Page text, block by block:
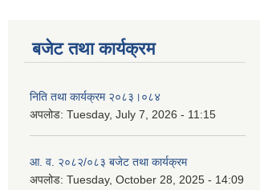
बजेट तथा कार्यक्रम
निति तथा कार्यक्रम २०८३।०८४
अपलोड: Tuesday, July 7, 2026 - 11:15
आ. व. २०८२/०८३ बजेट तथा कार्यक्रम
अपलोड: Tuesday, October 28, 2025 - 14:09